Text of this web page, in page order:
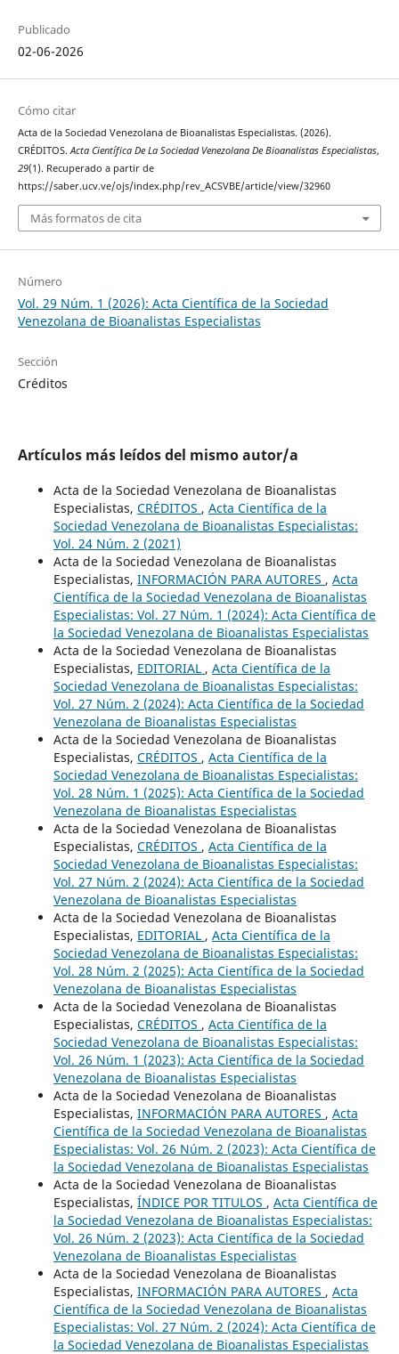
Publicado
02-06-2026
Cómo citar
Acta de la Sociedad Venezolana de Bioanalistas Especialistas. (2026).
CRÉDITOS.Acta Científica De La Sociedad Venezolana De Bioanalistas Especialistas,
29(1). Recuperado a partir de
https://saber.ucv.ve/ojs/index.php/rev_ACSVBE/article/view/32960
Más formatos de cita
Número
Vol. 29 Núm. 1 (2026): Acta Científica de la Sociedad
Venezolana de Bioanalistas Especialistas
Sección
Créditos
Artículos más leídos del mismo autor/a
Acta de la Sociedad Venezolana de Bioanalistas
Especialistas, CRÉDITOS , Acta Científica de la
Sociedad Venezolana de Bioanalistas Especialistas:
Vol. 24 Núm. 2 (2021)
Acta de la Sociedad Venezolana de Bioanalistas
Especialistas, INFORMACIÓN PARA AUTORES , Acta
Científica de la Sociedad Venezolana de Bioanalistas
Especialistas: Vol. 27 Núm. 1 (2024): Acta Científica de
la Sociedad Venezolana de Bioanalistas Especialistas
Acta de la Sociedad Venezolana de Bioanalistas
Especialistas, EDITORIAL , Acta Científica de la
Sociedad Venezolana de Bioanalistas Especialistas:
Vol. 27 Núm. 2 (2024): Acta Científica de la Sociedad
Venezolana de Bioanalistas Especialistas
Acta de la Sociedad Venezolana de Bioanalistas
Especialistas, CRÉDITOS , Acta Científica de la
Sociedad Venezolana de Bioanalistas Especialistas:
Vol. 28 Núm. 1 (2025): Acta Científica de la Sociedad
Venezolana de Bioanalistas Especialistas
Acta de la Sociedad Venezolana de Bioanalistas
Especialistas, CRÉDITOS , Acta Científica de la
Sociedad Venezolana de Bioanalistas Especialistas:
Vol. 27 Núm. 2 (2024): Acta Científica de la Sociedad
Venezolana de Bioanalistas Especialistas
Acta de la Sociedad Venezolana de Bioanalistas
Especialistas, EDITORIAL , Acta Científica de la
Sociedad Venezolana de Bioanalistas Especialistas:
Vol. 28 Núm. 2 (2025): Acta Científica de la Sociedad
Venezolana de Bioanalistas Especialistas
Acta de la Sociedad Venezolana de Bioanalistas
Especialistas, CRÉDITOS , Acta Científica de la
Sociedad Venezolana de Bioanalistas Especialistas:
Vol. 26 Núm. 1 (2023): Acta Científica de la Sociedad
Venezolana de Bioanalistas Especialistas
Acta de la Sociedad Venezolana de Bioanalistas
Especialistas, INFORMACIÓN PARA AUTORES , Acta
Científica de la Sociedad Venezolana de Bioanalistas
Especialistas: Vol. 26 Núm. 2 (2023): Acta Científica de
la Sociedad Venezolana de Bioanalistas Especialistas
Acta de la Sociedad Venezolana de Bioanalistas
Especialistas, ÍNDICE POR TITULOS , Acta Científica de
la Sociedad Venezolana de Bioanalistas Especialistas:
Vol. 26 Núm. 2 (2023): Acta Científica de la Sociedad
Venezolana de Bioanalistas Especialistas
Acta de la Sociedad Venezolana de Bioanalistas
Especialistas, INFORMACIÓN PARA AUTORES , Acta
Científica de la Sociedad Venezolana de Bioanalistas
Especialistas: Vol. 27 Núm. 2 (2024): Acta Científica de
la Sociedad Venezolana de Bioanalistas Especialistas